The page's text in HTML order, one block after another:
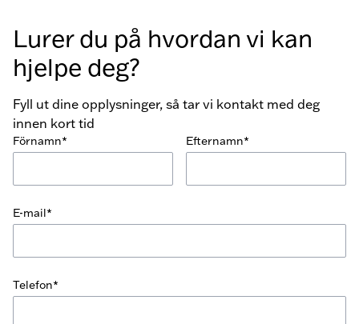
Lurer du på hvordan vi kan
hjelpe deg?
Fyll ut dine opplysninger, så tar vi kontakt med deg
innen kort tid
Förnamn* Efternamn*
E-mail*
Telefon*